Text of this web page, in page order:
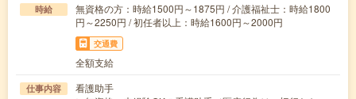
時給
無資格の方：時給1500円～1875円 / 介護福祉士：時給1800
円～2250円 / 初任者以上：時給1600円～2000円
交通費
全額支給
仕事内容
看護助手